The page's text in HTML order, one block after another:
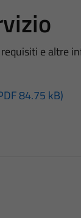
e altre
84.75 kB)